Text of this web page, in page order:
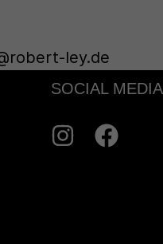
ley.de
SOCIAL MEDIA